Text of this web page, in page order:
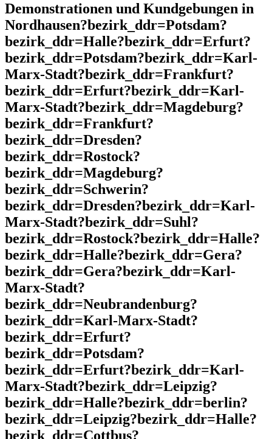
Demonstrationen und Kundgebungen in
Nordhausen?bezirk_ddr=Potsdam?
bezirk_ddr=Halle?bezirk_ddr=Erfurt?
bezirk_ddr=Potsdam?bezirk_ddr=Karl-
Marx-Stadt?bezirk_ddr=Frankfurt?
bezirk_ddr=Erfurt?bezirk_ddr=Karl-
Marx-Stadt?bezirk_ddr=Magdeburg?
bezirk_ddr=Frankfurt?
bezirk_ddr=Dresden?
bezirk_ddr=Rostock?
bezirk_ddr=Magdeburg?
bezirk_ddr=Schwerin?
bezirk_ddr=Dresden?bezirk_ddr=Karl-
Marx-Stadt?bezirk_ddr=Suhl?
bezirk_ddr=Rostock?bezirk_ddr=Halle?
bezirk_ddr=Halle?bezirk_ddr=Gera?
bezirk_ddr=Gera?bezirk_ddr=Karl-
Marx-Stadt?
bezirk_ddr=Neubrandenburg?
bezirk_ddr=Karl-Marx-Stadt?
bezirk_ddr=Erfurt?
bezirk_ddr=Potsdam?
bezirk_ddr=Erfurt?bezirk_ddr=Karl-
Marx-Stadt?bezirk_ddr=Leipzig?
bezirk_ddr=Halle?bezirk_ddr=berlin?
bezirk_ddr=Leipzig?bezirk_ddr=Halle?
bezirk_ddr=Cottbus?